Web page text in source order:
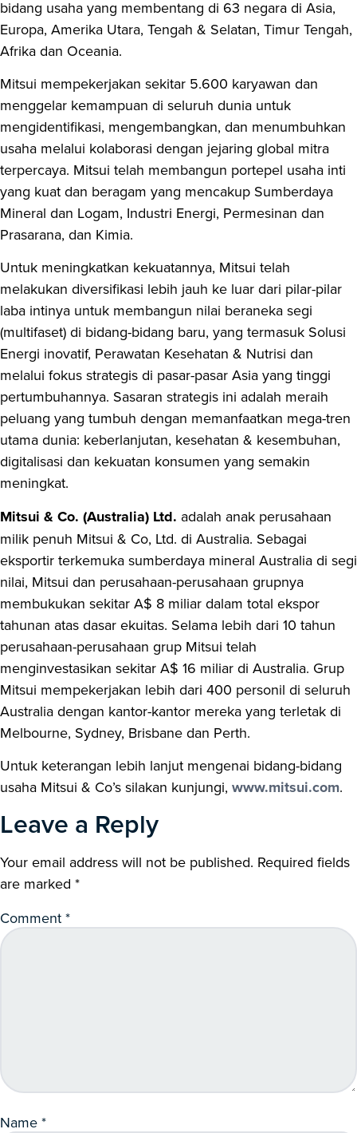
bidang usaha yang membentang di 63 negara di Asia,
Europa, Amerika Utara, Tengah & Selatan, Timur Tengah,
Afrika dan Oceania.
Mitsui mempekerjakan sekitar 5.600 karyawan dan
menggelar kemampuan di seluruh dunia untuk
mengidentifikasi, mengembangkan, dan menumbuhkan
usaha melalui kolaborasi dengan jejaring global mitra
terpercaya. Mitsui telah membangun portepel usaha inti
yang kuat dan beragam yang mencakup Sumberdaya
Mineral dan Logam, Industri Energi, Permesinan dan
Prasarana, dan Kimia.
Untuk meningkatkan kekuatannya, Mitsui telah
melakukan diversifikasi lebih jauh ke luar dari pilar-pilar
laba intinya untuk membangun nilai beraneka segi
(multifaset) di bidang-bidang baru, yang termasuk Solusi
Energi inovatif, Perawatan Kesehatan & Nutrisi dan
melalui fokus strategis di pasar-pasar Asia yang tinggi
pertumbuhannya. Sasaran strategis ini adalah meraih
peluang yang tumbuh dengan memanfaatkan mega-tren
utama dunia: keberlanjutan, kesehatan & kesembuhan,
digitalisasi dan kekuatan konsumen yang semakin
meningkat.
Mitsui & Co. (Australia) Ltd. adalah anak perusahaan
milik penuh Mitsui & Co, Ltd. di Australia. Sebagai
eksportir terkemuka sumberdaya mineral Australia di segi
nilai, Mitsui dan perusahaan-perusahaan grupnya
membukukan sekitar A$ 8 miliar dalam total ekspor
tahunan atas dasar ekuitas. Selama lebih dari 10 tahun
perusahaan-perusahaan grup Mitsui telah
menginvestasikan sekitar A$ 16 miliar di Australia. Grup
Mitsui mempekerjakan lebih dari 400 personil di seluruh
Australia dengan kantor-kantor mereka yang terletak di
Melbourne, Sydney, Brisbane dan Perth.
Untuk keterangan lebih lanjut mengenai bidang-bidang
usaha Mitsui & Co’s silakan kunjungi, www.mitsui.com.
Leave a Reply
Your email address will not be published. Required fields
are marked *
Comment *
Name *